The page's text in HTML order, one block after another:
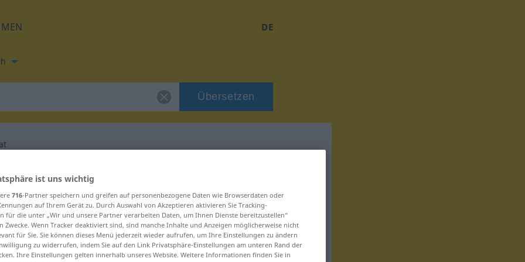
DE
Übersetzen
für "inzultovat"
ist uns wichtig
716-Partner speichern und greifen auf personenbezogene Daten wie Browserdaten oder
auf Ihrem Gerät zu. Durch Auswahl von Akzeptieren aktivieren Sie Tracking-
für die unter „Wir und unsere Partner verarbeiten Daten, um Ihnen Dienste bereitzustellen“
Zwecke. Wenn Tracker deaktiviert sind, sind manche Inhalte und Anzeigen möglicherweise nicht
für Sie. Sie können dieses Menü jederzeit wieder aufrufen, um Ihre Einstellungen zu ändern
zu widerrufen, indem Sie auf den Link Privatsphäre-Einstellungen am unteren Rand der
Ihre Einstellungen gelten innerhalb unseres Website. Weitere Informationen finden Sie in